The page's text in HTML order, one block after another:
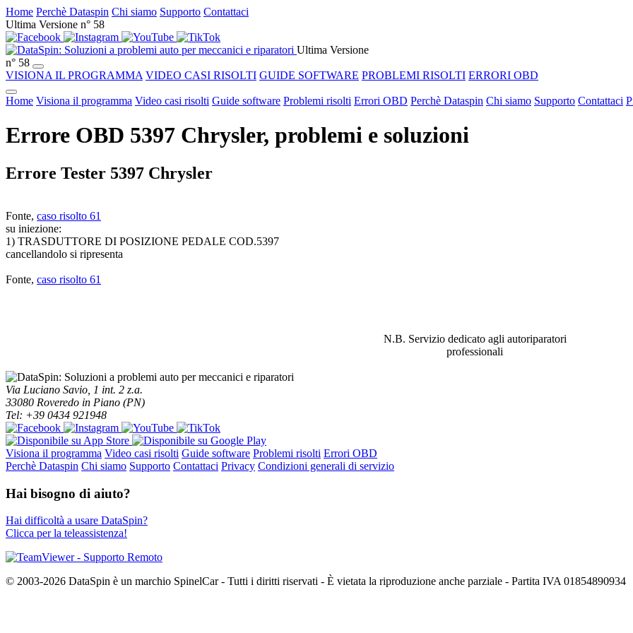
Home Perchè Dataspin Chi siamo Supporto Contattaci
Ultima Versione n° 58
Ultima Versione
n° 58
VISIONA IL PROGRAMMA VIDEO CASI RISOLTI GUIDE SOFTWARE PROBLEMI RISOLTI ERRORI OBD
Home Visiona il programma Video casi risolti Guide software Problemi risolti Errori OBD Perchè Dataspin Chi siamo Supporto Contattaci
Errore OBD 5397 Chrysler, problemi e soluzioni
Errore Tester 5397 Chrysler
Fonte, caso risolto 61
su iniezione:
1) TRASDUTTORE DI POSIZIONE PEDALE COD.5397
cancellandolo si ripresenta
Fonte, caso risolto 61
N.B. Servizio dedicato agli autoriparatori
professionali
Via Luciano Savio, 1 int. 2 z.a.
33080 Roveredo in Piano (PN)
Tel: +39 0434 921948
Visiona il programma Video casi risolti Guide software Problemi risolti Errori OBD
Perchè Dataspin Chi siamo Supporto Contattaci Privacy Condizioni generali di servizio
Hai bisogno di aiuto?
Hai difficoltà a usare DataSpin?
Clicca per la teleassistenza!
© 2003-2026 DataSpin è un marchio SpinelCar - Tutti i diritti riservati - È vietata la riproduzione anche parziale - Partita IVA 01854890934